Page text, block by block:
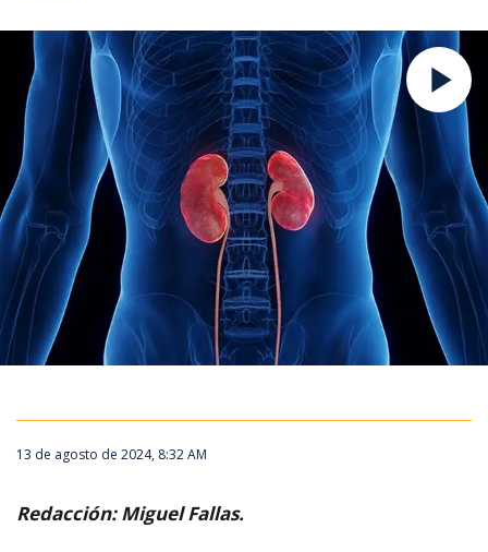
13 de agosto de 2024, 8:32 AM
Redacción: Miguel Fallas.